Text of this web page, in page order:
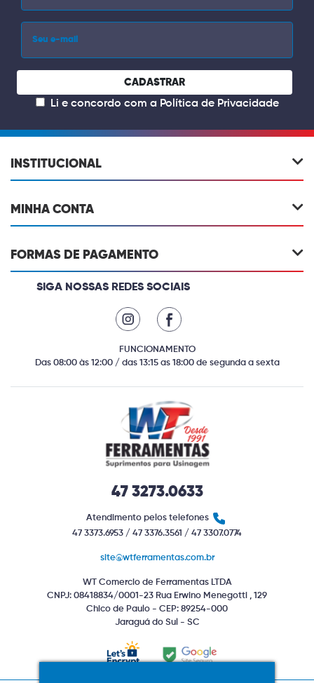
CADASTRAR
Li e concordo com a Política de Privacidade
INSTITUCIONAL
MINHA CONTA
FORMAS DE PAGAMENTO
SIGA NOSSAS REDES SOCIAIS
FUNCIONAMENTO
Das 08:00 às 12:00 / das 13:15 as 18:00 de segunda a sexta
47 3273.0633
Atendimento pelos telefones
47 3373.6953 / 47 3376.3561 / 47 3307.0774
site@wtferramentas.com.br
WT Comercio de Ferramentas LTDA
CNPJ: 08418834/0001-23 Rua Erwino Menegotti , 129
Chico de Paulo - CEP: 89254-000
Jaraguá do Sul - SC